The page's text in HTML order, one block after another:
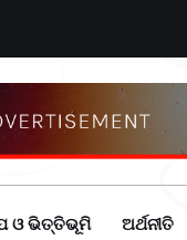
ଓ ଭିତ୍ତିଭୂମି ଅର୍ଥନୀତି